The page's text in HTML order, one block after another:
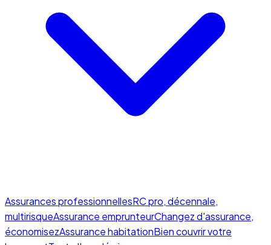
Assurances professionnellesRC pro, décennale,
multirisqueAssurance emprunteurChangez d'assurance,
économisezAssurance habitationBien couvrir votre